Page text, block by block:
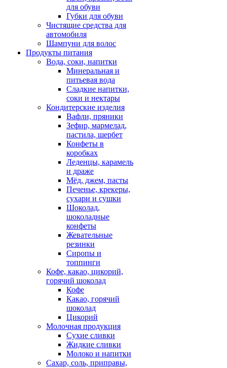
для обуви
Губки для обуви
Чистящие средства для
автомобиля
Шампуни для волос
Продукты питания
Вода, соки, напитки
Минеральная и
питьевая вода
Сладкие напитки,
соки и нектары
Кондитерские изделия
Вафли, пряники
Зефир, мармелад,
пастила, шербет
Конфеты в
коробках
Леденцы, карамель
и драже
Мёд, джем, пасты
Печенье, крекеры,
сухари и сушки
Шоколад,
шоколадные
конфеты
Жевательные
резинки
Сиропы и
топпинги
Кофе, какао, цикорий,
горячий шоколад
Кофе
Какао, горячий
шоколад
Цикорий
Молочная продукция
Сухие сливки
Жидкие сливки
Молоко и напитки
Сахар, соль, приправы,